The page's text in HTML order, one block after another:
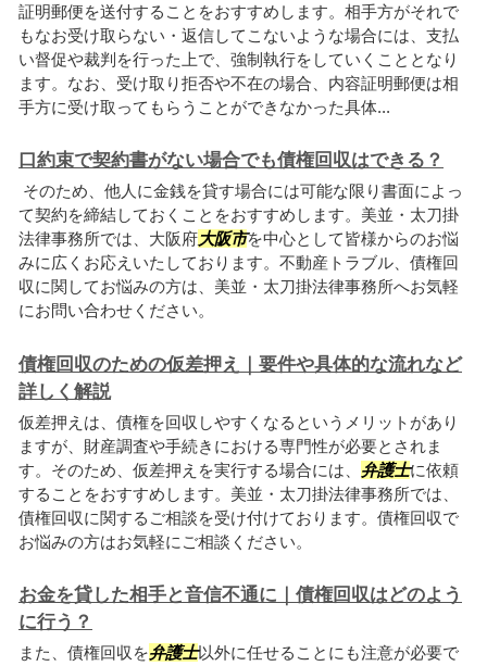
証明郵便を送付することをおすすめします。相手方がそれで
もなお受け取らない・返信してこないような場合には、支払
い督促や裁判を行った上で、強制執行をしていくこととなり
ます。なお、受け取り拒否や不在の場合、内容証明郵便は相
手方に受け取ってもらうことができなかった具体...
口約束で契約書がない場合でも債権回収はできる？
そのため、他人に金銭を貸す場合には可能な限り書面によっ
て契約を締結しておくことをおすすめします。美並・太刀掛
法律事務所では、大阪府大阪市を中心として皆様からのお悩
みに広くお応えいたしております。不動産トラブル、債権回
収に関してお悩みの方は、美並・太刀掛法律事務所へお気軽
にお問い合わせください。
債権回収のための仮差押え｜要件や具体的な流れなど
詳しく解説
仮差押えは、債権を回収しやすくなるというメリットがあり
ますが、財産調査や手続きにおける専門性が必要とされま
す。そのため、仮差押えを実行する場合には、 弁護士に依頼
することをおすすめします。美並・太刀掛法律事務所では、
債権回収に関するご相談を受け付けております。債権回収で
お悩みの方はお気軽にご相談ください。
お金を貸した相手と音信不通に｜債権回収はどのよう
に行う？
また、債権回収を弁護士以外に任せることにも注意が必要で